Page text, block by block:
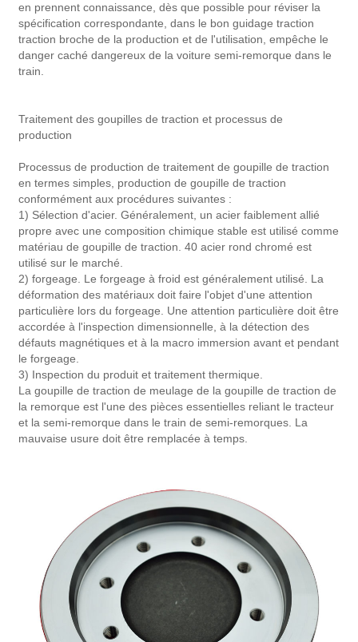
en prennent connaissance, dès que possible pour réviser la
spécification correspondante, dans le bon guidage traction
traction broche de la production et de l'utilisation, empêche le
danger caché dangereux de la voiture semi-remorque dans le
train.
Traitement des goupilles de traction et processus de
production
Processus de production de traitement de goupille de traction
en termes simples, production de goupille de traction
conformément aux procédures suivantes :
1) Sélection d'acier. Généralement, un acier faiblement allié
propre avec une composition chimique stable est utilisé comme
matériau de goupille de traction. 40 acier rond chromé est
utilisé sur le marché.
2) forgeage. Le forgeage à froid est généralement utilisé. La
déformation des matériaux doit faire l'objet d'une attention
particulière lors du forgeage. Une attention particulière doit être
accordée à l'inspection dimensionnelle, à la détection des
défauts magnétiques et à la macro immersion avant et pendant
le forgeage.
3) Inspection du produit et traitement thermique.
La goupille de traction de meulage de la goupille de traction de
la remorque est l'une des pièces essentielles reliant le tracteur
et la semi-remorque dans le train de semi-remorques. La
mauvaise usure doit être remplacée à temps.